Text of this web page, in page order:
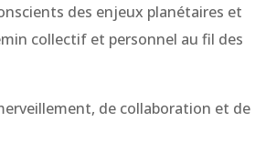
des enjeux planétaires et
collectif et personnel au fil des
de collaboration et de